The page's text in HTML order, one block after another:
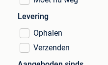
Levering
Ophalen
Verzenden